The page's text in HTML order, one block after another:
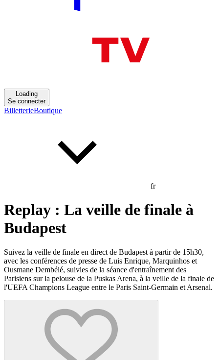
Loading
Se connecter
BilletterieBoutique
fr
Replay : La veille de finale à
Budapest
Suivez la veille de finale en direct de Budapest à partir de 15h30,
avec les conférences de presse de Luis Enrique, Marquinhos et
Ousmane Dembélé, suivies de la séance d'entraînement des
Parisiens sur la pelouse de la Puskas Arena, à la veille de la finale de
l'UEFA Champions League entre le Paris Saint-Germain et Arsenal.